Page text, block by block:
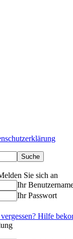
Sie sich an
Ihr
Ihr Passwort
Hilfe